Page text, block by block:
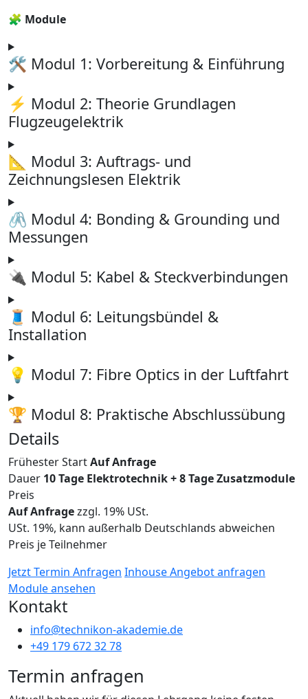
🧩 Module
🛠️ Modul 1: Vorbereitung & Einführung
⚡ Modul 2: Theorie Grundlagen
Flugzeugelektrik
📐 Modul 3: Auftrags- und
Zeichnungslesen Elektrik
🖇️ Modul 4: Bonding & Grounding und
Messungen
🔌 Modul 5: Kabel & Steckverbindungen
🧵 Modul 6: Leitungsbündel &
Installation
💡 Modul 7: Fibre Optics in der Luftfahrt
🏆 Modul 8: Praktische Abschlussübung
Details
Frühester StartAuf Anfrage
Dauer 10 Tage Elektrotechnik + 8 Tage Zusatzmodule
Preis
Auf Anfragezzgl. 19% USt.
USt. 19%, kann außerhalb Deutschlands abweichen
Preis je Teilnehmer
Jetzt Termin Anfragen Inhouse Angebot anfragen
Module ansehen
Kontakt
info@technikon-akademie.de
+49 179 672 32 78
Termin anfragen